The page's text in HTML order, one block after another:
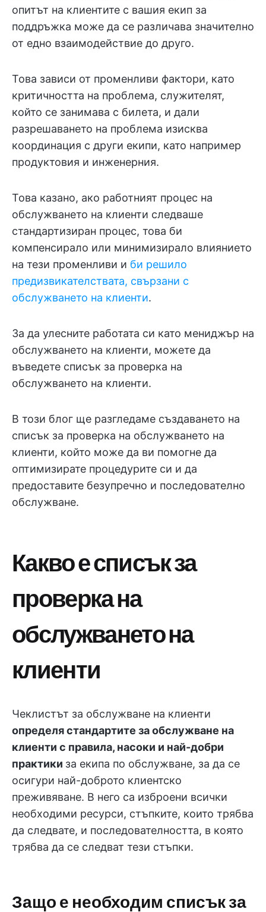
опитът на клиентите с вашия екип за
поддръжка може да се различава значително
от едно взаимодействие до друго.
Това зависи от променливи фактори, като
критичността на проблема, служителят,
който се занимава с билета, и дали
разрешаването на проблема изисква
координация с други екипи, като например
продуктовия и инженерния.
Това казано, ако работният процес на
обслужването на клиенти следваше
стандартизиран процес, това би
компенсирало или минимизирало влиянието
на тези променливи и би решило
предизвикателствата, свързани с
обслужването на клиенти.
За да улесните работата си като мениджър на
обслужването на клиенти, можете да
въведете списък за проверка на
обслужването на клиенти.
В този блог ще разгледаме създаването на
списък за проверка на обслужването на
клиенти, който може да ви помогне да
оптимизирате процедурите си и да
предоставите безупречно и последователно
обслужване.
Какво е списък за
проверка на
обслужването на
клиенти
Чеклистът за обслужване на клиенти
определя стандартите за обслужване на
клиенти с правила, насоки и най-добри
практики за екипа по обслужване, за да се
осигури най-доброто клиентско
преживяване. В него са изброени всички
необходими ресурси, стъпките, които трябва
да следвате, и последователността, в която
трябва да се следват тези стъпки.
Защо е необходим списък за